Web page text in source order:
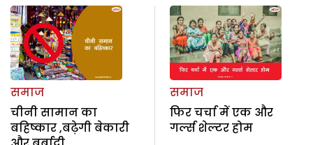
समाज
चीनी सामान का
बहिष्कार ,बढ़ेगी बेकारी
समाज
फिर चर्चा में एक और
गर्ल्स शेल्टर होम